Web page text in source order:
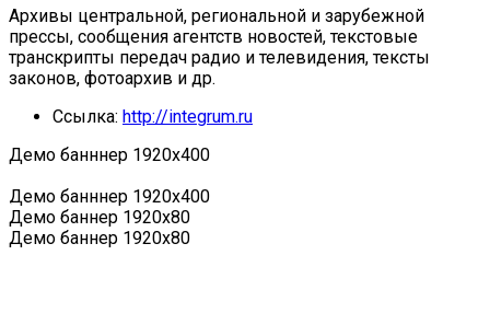
Архивы центральной, региональной и зарубежной
прессы, сообщения агентств новостей, текстовые
транскрипты передач радио и телевидения, тексты
законов, фотоархив и др.
Ссылка: http://integrum.ru
Демо банннер 1920х400
Демо банннер 1920х400
Демо баннер 1920x80
Демо баннер 1920x80